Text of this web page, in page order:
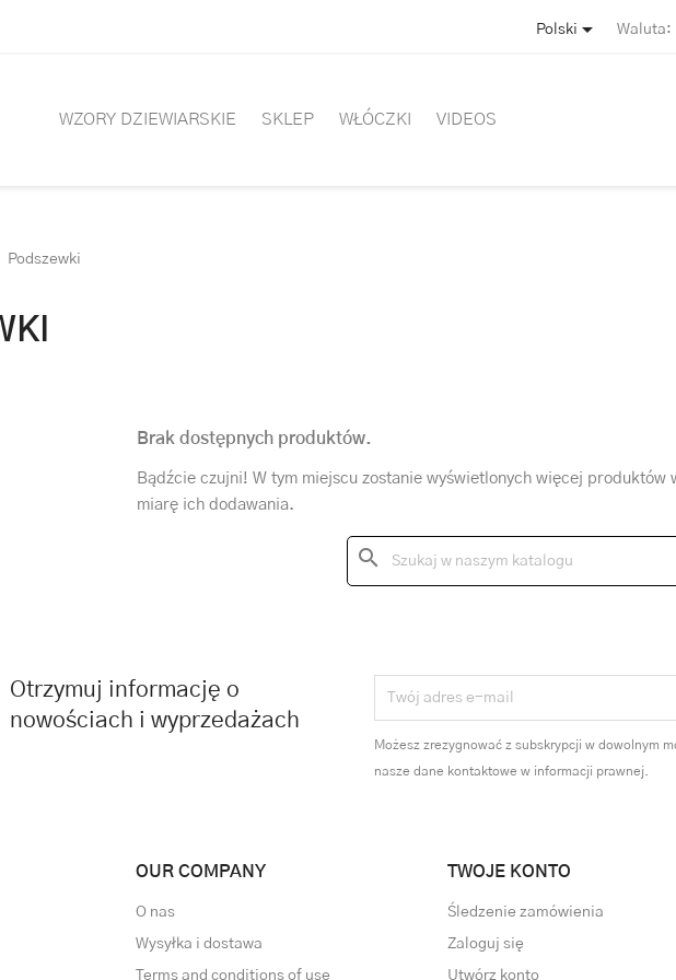
Polski Waluta:
WZORY DZIEWIARSKIE SKLEP WŁÓCZKI VIDEOS
Podszewki
Brak dostępnych produktów.
Bądźcie czujni! W tym miejscu zostanie wyświetlonych więcej produktów
miarę ich dodawania.
search
Otrzymuj informację o
nowościach i wyprzedażach
Możesz zrezygnować z subskrypcji w dowolnym
nasze dane kontaktowe w informacji prawnej.
OUR COMPANY
O nas
Wysyłka i dostawa
Terms and conditions of use
TWOJE KONTO
Śledzenie zamówienia
Zaloguj się
Utwórz konto